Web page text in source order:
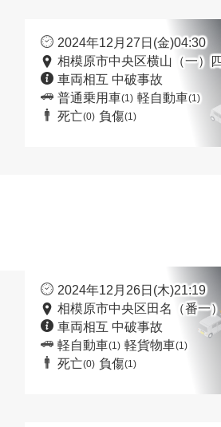
2024年12月27日(金)04:30
相模原市中央区横山（一）
車両相互 中破事故
普通乗用車(1) 軽自動車(1)
死亡(0) 負傷(1)
2024年12月26日(木)21:19
相模原市中央区田名（番一
車両相互 中破事故
軽自動車(1) 軽貨物車(1)
死亡(0) 負傷(1)